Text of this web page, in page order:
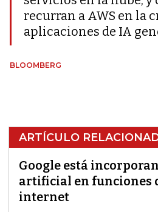
recurran a AWS en la
aplicaciones de IA
BLOOMBERG
ARTÍCULO
Google está
artificial en funciones
internet